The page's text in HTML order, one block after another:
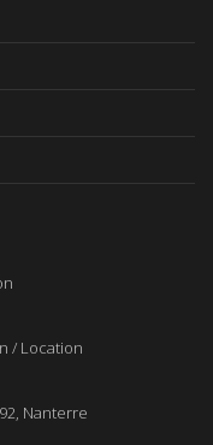
/ Location
Nanterre